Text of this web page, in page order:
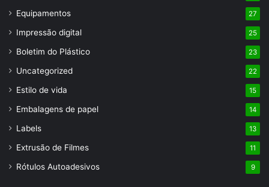
Equipamentos 27
Impressão digital 25
Boletim do Plástico 23
Uncategorized 22
Estilo de vida 15
Embalagens de papel 14
Labels 13
Extrusão de Filmes 11
Rótulos Autoadesivos 9